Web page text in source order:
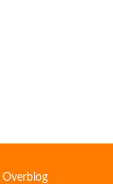
Overblog